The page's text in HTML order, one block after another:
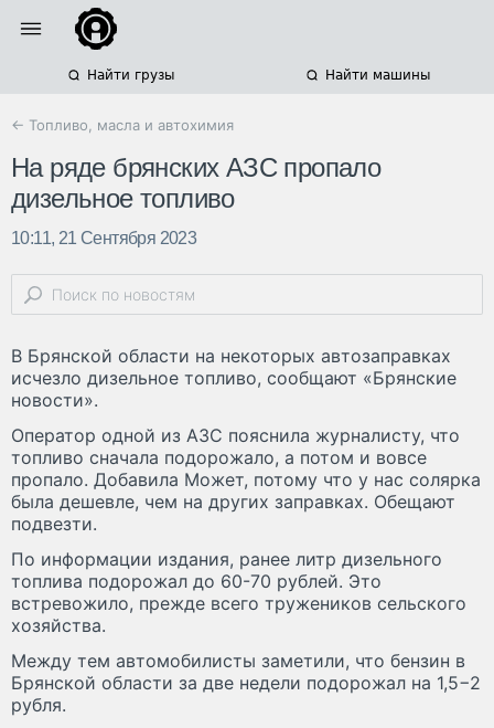
Найти грузы Найти машины
← Топливо, масла и автохимия
На ряде брянских АЗС пропало
дизельное топливо
10:11, 21 Сентября 2023
В Брянской области на некоторых автозаправках
исчезло дизельное топливо, сообщают «Брянские
новости».
Оператор одной из АЗС пояснила журналисту, что
топливо сначала подорожало, а потом и вовсе
пропало. Добавила Может, потому что у нас солярка
была дешевле, чем на других заправках. Обещают
подвезти.
По информации издания, ранее литр дизельного
топлива подорожал до 60-70 рублей. Это
встревожило, прежде всего тружеников сельского
хозяйства.
Между тем автомобилисты заметили, что бензин в
Брянской области за две недели подорожал на 1,5−2
рубля.